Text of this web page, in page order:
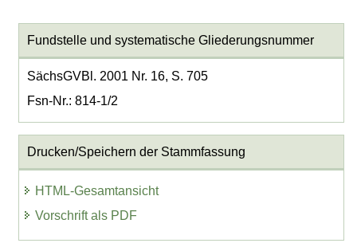
Fundstelle und systematische Gliederungsnummer
SächsGVBl. 2001 Nr. 16, S. 705
Fsn-Nr.: 814-1/2
Drucken/Speichern der Stammfassung
HTML-Gesamtansicht
Vorschrift als PDF